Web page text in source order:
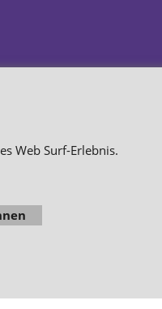
Web Surf-Erlebnis.